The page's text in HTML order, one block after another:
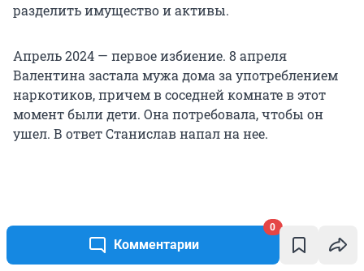
Комментарии
0
разделить имущество и активы.
Апрель 2024 — первое избиение. 8 апреля
Валентина застала мужа дома за употреблением
наркотиков, причем в соседней комнате в этот
момент были дети. Она потребовала, чтобы он
ушел. В ответ Станислав напал на нее.